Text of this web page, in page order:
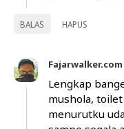
BALAS HAPUS
Fajarwalker.com
Lengkap
mushola,
menurutku